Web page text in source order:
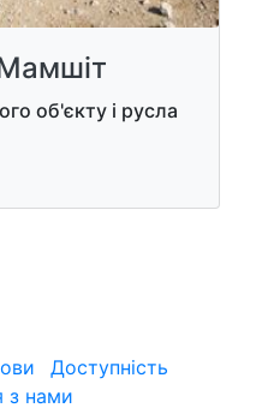
об'єкту і русла
Доступність
з нами